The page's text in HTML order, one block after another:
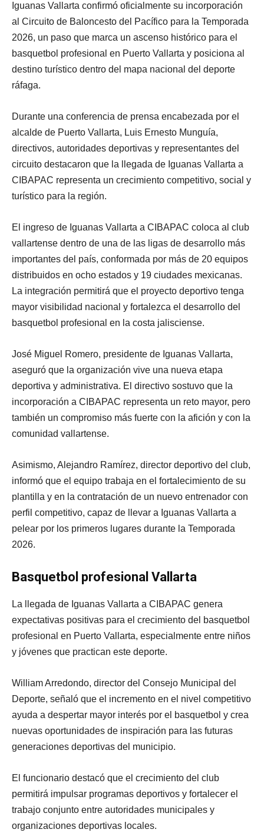
Iguanas Vallarta confirmó oficialmente su incorporación
al Circuito de Baloncesto del Pacífico para la Temporada
2026, un paso que marca un ascenso histórico para el
basquetbol profesional en Puerto Vallarta y posiciona al
destino turístico dentro del mapa nacional del deporte
ráfaga.
Durante una conferencia de prensa encabezada por el
alcalde de Puerto Vallarta, Luis Ernesto Munguía,
directivos, autoridades deportivas y representantes del
circuito destacaron que la llegada de Iguanas Vallarta a
CIBAPAC representa un crecimiento competitivo, social y
turístico para la región.
El ingreso de Iguanas Vallarta a CIBAPAC coloca al club
vallartense dentro de una de las ligas de desarrollo más
importantes del país, conformada por más de 20 equipos
distribuidos en ocho estados y 19 ciudades mexicanas.
La integración permitirá que el proyecto deportivo tenga
mayor visibilidad nacional y fortalezca el desarrollo del
basquetbol profesional en la costa jalisciense.
José Miguel Romero, presidente de Iguanas Vallarta,
aseguró que la organización vive una nueva etapa
deportiva y administrativa. El directivo sostuvo que la
incorporación a CIBAPAC representa un reto mayor, pero
también un compromiso más fuerte con la afición y con la
comunidad vallartense.
Asimismo, Alejandro Ramírez, director deportivo del club,
informó que el equipo trabaja en el fortalecimiento de su
plantilla y en la contratación de un nuevo entrenador con
perfil competitivo, capaz de llevar a Iguanas Vallarta a
pelear por los primeros lugares durante la Temporada
2026.
Basquetbol profesional Vallarta
La llegada de Iguanas Vallarta a CIBAPAC genera
expectativas positivas para el crecimiento del basquetbol
profesional en Puerto Vallarta, especialmente entre niños
y jóvenes que practican este deporte.
William Arredondo, director del Consejo Municipal del
Deporte, señaló que el incremento en el nivel competitivo
ayuda a despertar mayor interés por el basquetbol y crea
nuevas oportunidades de inspiración para las futuras
generaciones deportivas del municipio.
El funcionario destacó que el crecimiento del club
permitirá impulsar programas deportivos y fortalecer el
trabajo conjunto entre autoridades municipales y
organizaciones deportivas locales.